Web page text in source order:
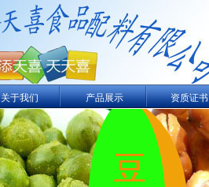
关于我们 产品展示 资质证书